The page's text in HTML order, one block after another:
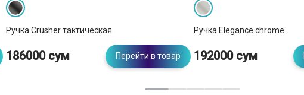
Ручка Crusher тактическая
186000 сум Перейти в товар
Ручка Elegance chrome
192000 сум